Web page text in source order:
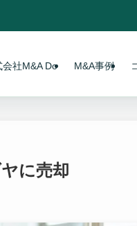
会社M&A Do M&A事例
に売却